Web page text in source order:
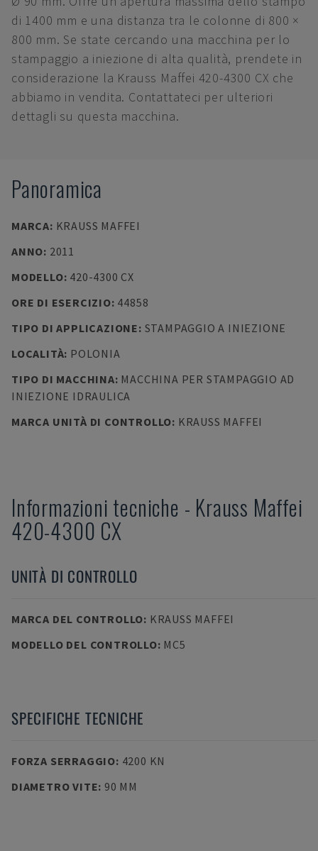
di 1400 mm e una distanza tra le colonne di 800 ×
800 mm. Se state cercando una macchina per lo
stampaggio a iniezione di alta qualità, prendete in
considerazione la Krauss Maffei 420-4300 CX che
abbiamo in vendita. Contattateci per ulteriori
dettagli su questa macchina.
Panoramica
MARCA: KRAUSS MAFFEI
ANNO: 2011
MODELLO: 420-4300 CX
ORE DI ESERCIZIO: 44858
TIPO DI APPLICAZIONE: STAMPAGGIO A INIEZIONE
LOCALITÀ: POLONIA
TIPO DI MACCHINA: MACCHINA PER STAMPAGGIO AD
INIEZIONE IDRAULICA
MARCA UNITÀ DI CONTROLLO: KRAUSS MAFFEI
Informazioni tecniche - Krauss Maffei
420-4300 CX
UNITÀ DI CONTROLLO
MARCA DEL CONTROLLO: KRAUSS MAFFEI
MODELLO DEL CONTROLLO: MC5
SPECIFICHE TECNICHE
FORZA SERRAGGIO: 4200 KN
DIAMETRO VITE: 90 MM